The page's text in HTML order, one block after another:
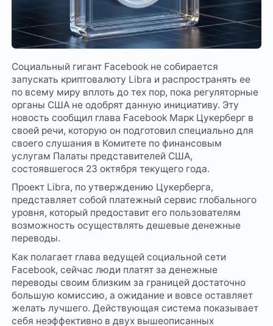
Социальный гигант Facebook не собирается
запускать криптовалюту Libra и распространять ее
по всему миру вплоть до тех пор, пока регуляторные
органы США не одобрят данную инициативу. Эту
новость сообщил глава Facebook Марк Цукерберг в
своей речи, которую он подготовил специально для
своего слушания в Комитете по финансовым
услугам Палаты представителей США,
состоявшегося 23 октября текущего года.
Проект Libra, по утверждению Цукерберга,
представляет собой платежный сервис глобального
уровня, который предоставит его пользователям
возможность осуществлять дешевые денежные
переводы.
Как полагает глава ведущей социальной сети
Facebook, сейчас люди платят за денежные
переводы своим близким за границей достаточно
большую комиссию, а ожидание и вовсе оставляет
желать лучшего. Действующая система показывает
себя неэффективно в двух вышеописанных